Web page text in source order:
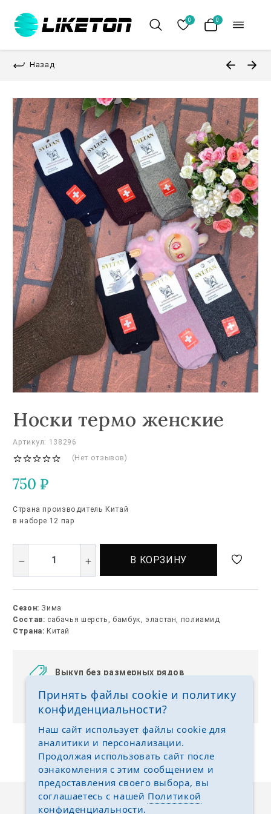
0 0
Назад
Носки термо женские
Артикул: 138296
(Нет отзывов)
750 ₽
Страна производитель Китай
в наборе 12 пар
В КОРЗИНУ
Сезон: Зима
Состав: сабачья шерсть, бамбук, эластан, полиамид
Страна: Китай
Выкуп без размерных рядов
Отгружаем любые размеры одежды и обуви на
ваш выбор
Описание Отзывы
Принять файлы cookie и политику
конфиденциальности?
Наш сайт использует файлы cookie для
аналитики и персонализации.
Продолжая использовать сайт после
ознакомления с этим сообщением и
предоставления своего выбора, вы
соглашаетесь с нашей Политикой
конфиденциальности.